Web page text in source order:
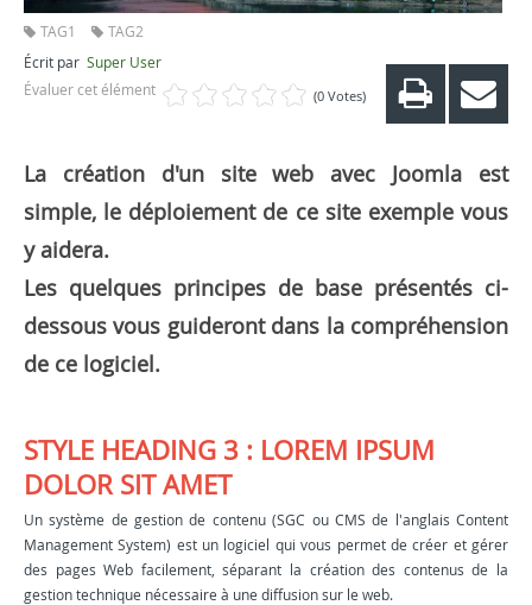
TAG1 TAG2
Écrit par Super User
Évaluer cet élément
(0 Votes)
La création d'un site web avec Joomla est
simple, le déploiement de ce site exemple vous
y aidera.
Les quelques principes de base présentés ci-
dessous vous guideront dans la compréhension
de ce logiciel.
STYLE HEADING 3 : LOREM IPSUM
DOLOR SIT AMET
Un système de gestion de contenu (SGC ou CMS de l'anglais Content
Management System) est un logiciel qui vous permet de créer et gérer
des pages Web facilement, séparant la création des contenus de la
gestion technique nécessaire à une diffusion sur le web.